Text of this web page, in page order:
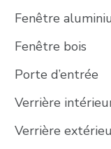
Fenêtre
Fenêtre bois
Porte d’entrée
Verrière
Verrière